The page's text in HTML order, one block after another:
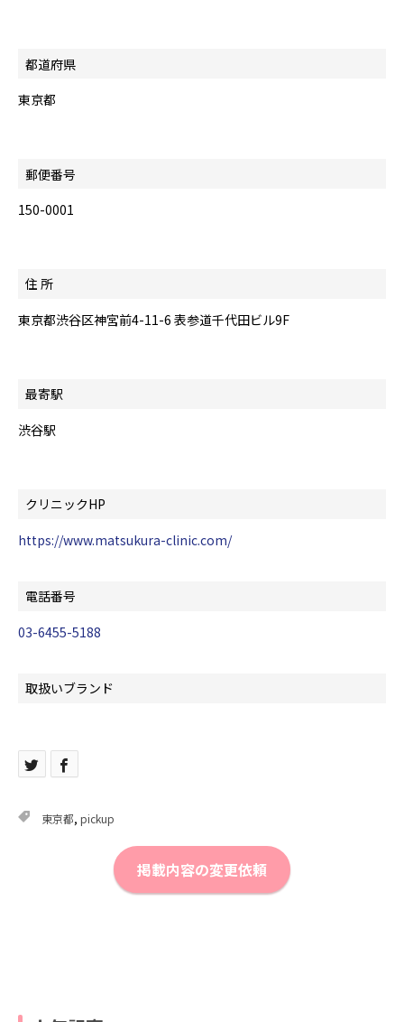
都道府県
東京都
郵便番号
150-0001
住 所
東京都渋谷区神宮前4-11-6 表参道千代田ビル9F
最寄駅
渋谷駅
クリニックHP
https://www.matsukura-clinic.com/
電話番号
03-6455-5188
取扱いブランド
東京都, pickup
掲載内容の変更依頼